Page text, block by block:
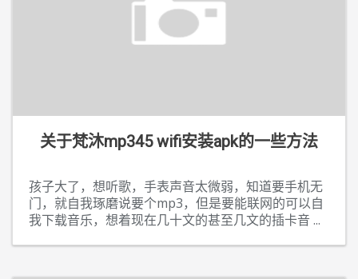
关于梵沐mp345 wifi安装apk的一些方法
孩子大了，想听歌，手表声音太微弱，知道要手机无
门，就自我琢磨说要个mp3，但是要能联网的可以自
我下载音乐，想着现在几十文的甚至几文的插卡音 ...